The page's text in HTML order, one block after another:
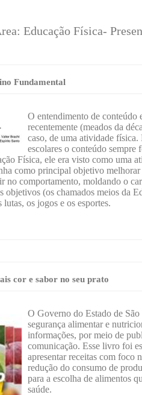
Educação Física-
Fundamental
O entendimento de conteúdo
recentemente (meados da
caso, de uma atividade
escolares o conteúdo
Física, ele era visto como uma
como principal objetivo
no comportamento, moldando o
objetivos (os chamados meios da
os jogos e os esportes.
cor e sabor no seu prato
O Governo do Estado de
segurança alimentar e
informações, por meio de
comunicação. Esse livro foi
apresentar receitas com foco
redução do consumo de
para a escolha de alimentos
saúde.